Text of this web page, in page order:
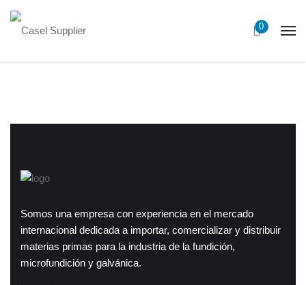
0
Somos una empresa con experiencia en el mercado
internacional dedicada a importar, comercializar y distribuir
materias primas para la industria de la fundición,
microfundición y galvánica.